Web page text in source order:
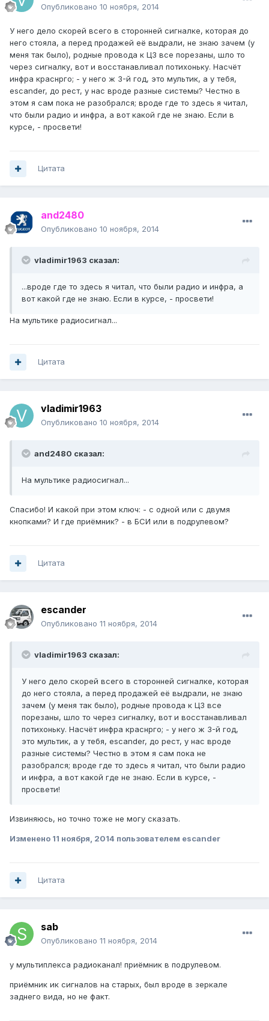
Опубликовано 10 ноября, 2014
У него дело скорей всего в сторонней сигналке, которая до
него стояла, а перед продажей её выдрали, не знаю зачем (у
меня так было), родные провода к ЦЗ все порезаны, шло то
через сигналку, вот и восстанавливал потихоньку. Насчёт
инфра краснрго; - у него ж 3-й год, это мультик, а у тебя,
escander, до рест, у нас вроде разные системы? Честно в
этом я сам пока не разобрался; вроде где то здесь я читал,
что были радио и инфра, а вот какой где не знаю. Если в
курсе, - просвети!
Цитата
and2480
Опубликовано 10 ноября, 2014
vladimir1963 сказал:
...вроде где то здесь я читал, что были радио и инфра, а
вот какой где не знаю. Если в курсе, - просвети!
На мультике радиосигнал...
Цитата
vladimir1963
Опубликовано 10 ноября, 2014
and2480 сказал:
На мультике радиосигнал...
Спасибо! И какой при этом ключ: - с одной или с двумя
кнопками? И где приёмник? - в БСИ или в подрулевом?
Цитата
escander
Опубликовано 11 ноября, 2014
vladimir1963 сказал:
У него дело скорей всего в сторонней сигналке, которая
до него стояла, а перед продажей её выдрали, не знаю
зачем (у меня так было), родные провода к ЦЗ все
порезаны, шло то через сигналку, вот и восстанавливал
потихоньку. Насчёт инфра краснрго; - у него ж 3-й год,
это мультик, а у тебя, escander, до рест, у нас вроде
разные системы? Честно в этом я сам пока не
разобрался; вроде где то здесь я читал, что были радио
и инфра, а вот какой где не знаю. Если в курсе, -
просвети!
Извиняюсь, но точно тоже не могу сказать.
Изменено 11 ноября, 2014 пользователем escander
Цитата
sab
Опубликовано 11 ноября, 2014
у мультиплекса радиоканал! приёмник в подрулевом.
приёмник ик сигналов на старых, был вроде в зеркале
заднего вида, но не факт.